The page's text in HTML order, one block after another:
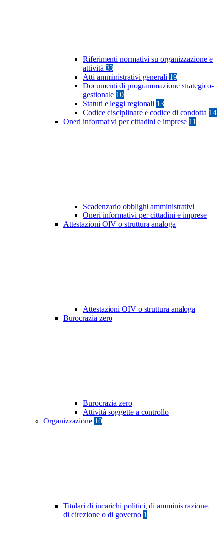
Riferimenti normativi su organizzazione e
attività 33
Atti amministrativi generali 19
Documenti di programmazione strategico-
gestionale 10
Statuti e leggi regionali 13
Codice disciplinare e codice di condotta 14
Oneri informativi per cittadini e imprese 11
Scadenzario obblighi amministrativi
Oneri informativi per cittadini e imprese
Attestazioni OIV o struttura analoga
Attestazioni OIV o struttura analoga
Burocrazia zero
Burocrazia zero
Attività soggette a controllo
Organizzazione 10
Titolari di incarichi politici, di amministrazione,
di direzione o di governo 1